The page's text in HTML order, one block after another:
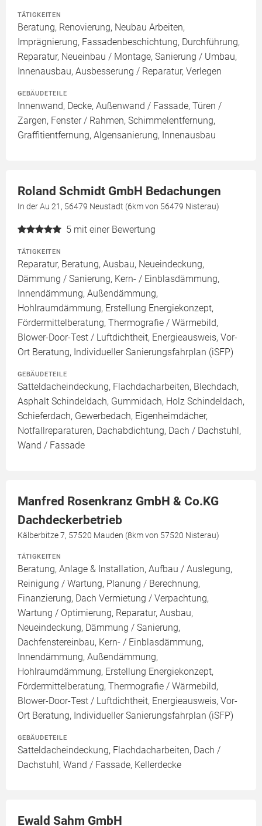
TÄTIGKEITEN
Beratung, Renovierung, Neubau Arbeiten,
Imprägnierung, Fassadenbeschichtung, Durchführung,
Reparatur, Neueinbau / Montage, Sanierung / Umbau,
Innenausbau, Ausbesserung / Reparatur, Verlegen
GEBÄUDETEILE
Innenwand, Decke, Außenwand / Fassade, Türen /
Zargen, Fenster / Rahmen, Schimmelentfernung,
Graffitientfernung, Algensanierung, Innenausbau
Roland Schmidt GmbH Bedachungen
In der Au 21, 56479 Neustadt (6km von 56479 Nisterau)
5 mit einer Bewertung
TÄTIGKEITEN
Reparatur, Beratung, Ausbau, Neueindeckung,
Dämmung / Sanierung, Kern- / Einblasdämmung,
Innendämmung, Außendämmung,
Hohlraumdämmung, Erstellung Energiekonzept,
Fördermittelberatung, Thermografie / Wärmebild,
Blower-Door-Test / Luftdichtheit, Energieausweis, Vor-
Ort Beratung, Individueller Sanierungsfahrplan (iSFP)
GEBÄUDETEILE
Satteldacheindeckung, Flachdacharbeiten, Blechdach,
Asphalt Schindeldach, Gummidach, Holz Schindeldach,
Schieferdach, Gewerbedach, Eigenheimdächer,
Notfallreparaturen, Dachabdichtung, Dach / Dachstuhl,
Wand / Fassade
Manfred Rosenkranz GmbH & Co.KG
Dachdeckerbetrieb
Kälberbitze 7, 57520 Mauden (8km von 57520 Nisterau)
TÄTIGKEITEN
Beratung, Anlage & Installation, Aufbau / Auslegung,
Reinigung / Wartung, Planung / Berechnung,
Finanzierung, Dach Vermietung / Verpachtung,
Wartung / Optimierung, Reparatur, Ausbau,
Neueindeckung, Dämmung / Sanierung,
Dachfenstereinbau, Kern- / Einblasdämmung,
Innendämmung, Außendämmung,
Hohlraumdämmung, Erstellung Energiekonzept,
Fördermittelberatung, Thermografie / Wärmebild,
Blower-Door-Test / Luftdichtheit, Energieausweis, Vor-
Ort Beratung, Individueller Sanierungsfahrplan (iSFP)
GEBÄUDETEILE
Satteldacheindeckung, Flachdacharbeiten, Dach /
Dachstuhl, Wand / Fassade, Kellerdecke
Ewald Sahm GmbH